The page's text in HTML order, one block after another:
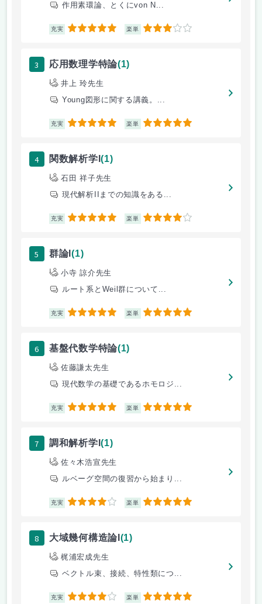
作用素環論、とくにvon N...
充実 5 楽単 3
3 応用数理学特論(1)
井上 玲先生
Young図形に関する講義。...
充実 5 楽単 5
4 関数解析学I(1)
石田 祥子先生
現代解析IIまでの知識をある...
充実 5 楽単 4
5 群論I(1)
小寺 諒介先生
ルート系とWeil群について...
充実 5 楽単 5
6 基盤代数学特論(1)
佐藤謙太先生
現代数学の基礎であるホモロジ...
充実 5 楽単 5
7 調和解析学I(1)
佐々木浩宣先生
ルベーグ空間の復習から始まり...
充実 4 楽単 5
8 大域幾何構造論I (1)
梶浦宏成先生
ベクトル束、接続、特性類につ...
充実 4 楽単 5